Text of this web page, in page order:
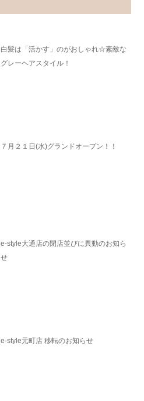
白髪は「活かす」のがおしゃれ☆素敵な
グレーヘアスタイル！
７月２１日(水)グランドオープン！！
e-style大通店の閉店並びに異動のお知ら
せ
e-style元町店 移転のお知らせ